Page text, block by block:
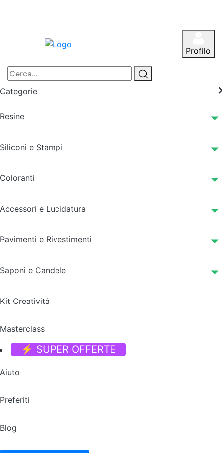
Profilo
Categorie
Resine
Siliconi e Stampi
Coloranti
Accessori e Lucidatura
Pavimenti e Rivestimenti
Saponi e Candele
Kit Creatività
Masterclass
⚡ SUPER OFFERTE
Aiuto
Preferiti
Blog